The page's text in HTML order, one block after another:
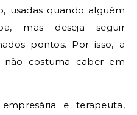
usadas quando alguém
mas deseja seguir
pontos. Por isso, a
não costuma caber em
e terapeuta,